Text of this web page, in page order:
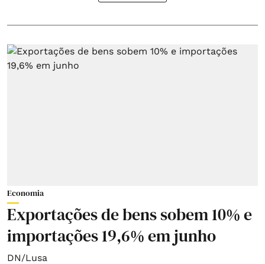
Economia
Exportações de bens sobem 10% e
importações 19,6% em junho
DN/Lusa